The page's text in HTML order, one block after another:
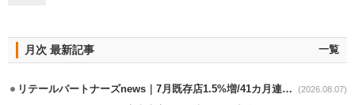
月次 最新記事 一覧
リテールパートナーズnews｜7月既存店1.5%増/41カ月連続増 (2026.08.07)